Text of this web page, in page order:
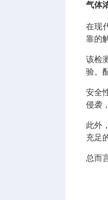
气体
在现
靠的
该检
验。
安全
侵袭
此外
充足
总而